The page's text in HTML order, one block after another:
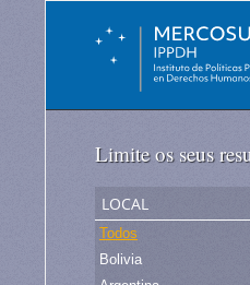
Limite os seus
local
Todos
Bolivia